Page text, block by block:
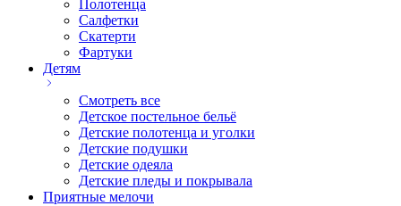
Полотенца
Салфетки
Скатерти
Фартуки
Детям
Смотреть все
Детское постельное бельё
Детские полотенца и уголки
Детские подушки
Детские одеяла
Детские пледы и покрывала
Приятные мелочи